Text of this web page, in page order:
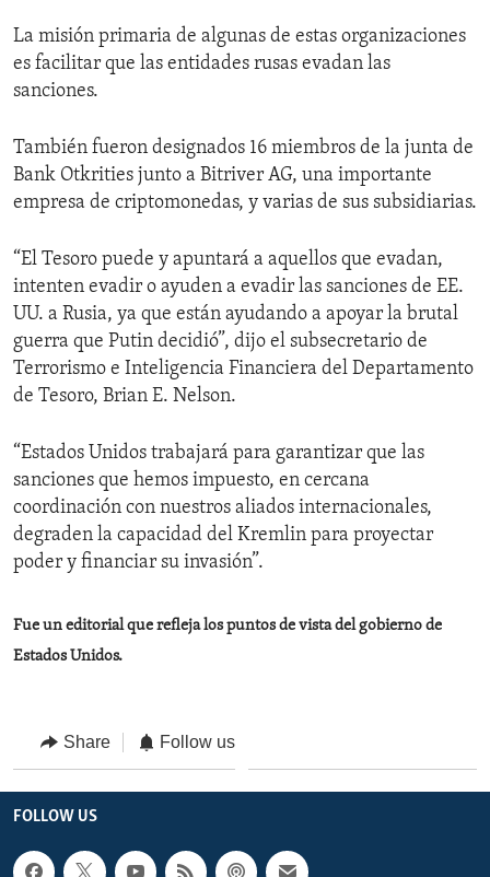
La misión primaria de algunas de estas organizaciones
es facilitar que las entidades rusas evadan las
sanciones.
También fueron designados 16 miembros de la junta de
Bank Otkrities junto a Bitriver AG, una importante
empresa de criptomonedas, y varias de sus subsidiarias.
“El Tesoro puede y apuntará a aquellos que evadan,
intenten evadir o ayuden a evadir las sanciones de EE.
UU. a Rusia, ya que están ayudando a apoyar la brutal
guerra que Putin decidió”, dijo el subsecretario de
Terrorismo e Inteligencia Financiera del Departamento
de Tesoro, Brian E. Nelson.
“Estados Unidos trabajará para garantizar que las
sanciones que hemos impuesto, en cercana
coordinación con nuestros aliados internacionales,
degraden la capacidad del Kremlin para proyectar
poder y financiar su invasión”.
Fue un editorial que refleja los puntos de vista del gobierno de
Estados Unidos.
Share Follow us
FOLLOW US